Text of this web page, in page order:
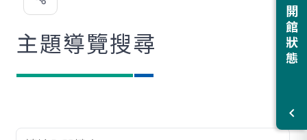
開館狀態
歡
主題導覽搜尋
查詢關鍵字